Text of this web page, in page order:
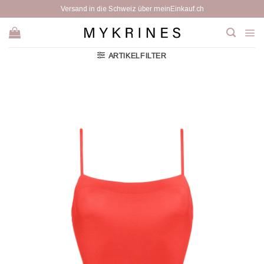
Inhalt
springen
Versand in die Schweiz über meinEinkauf.ch
ARTIKELFILTER